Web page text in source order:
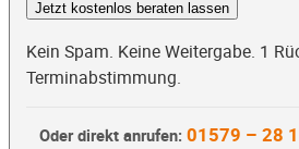
Jetzt kostenlos beraten lassen
Kein Spam. Keine Weitergabe. 1
Terminabstimmung.
Oder direkt anrufen: 01579 – 28